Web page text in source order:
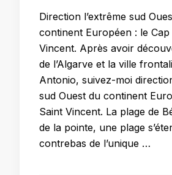
Direction l’extrême sud
continent Européen : le Cap
Vincent. Après avoir
de l’Algarve et la ville
Antonio, suivez-moi
sud Ouest du continent
Saint Vincent. La plage de
de la pointe, une plage
contrebas de l’unique …